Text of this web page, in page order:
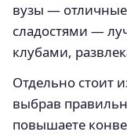
вузы — отличные
сладостями —
клубами,
Отдельно стоит
выбрав
повышаете